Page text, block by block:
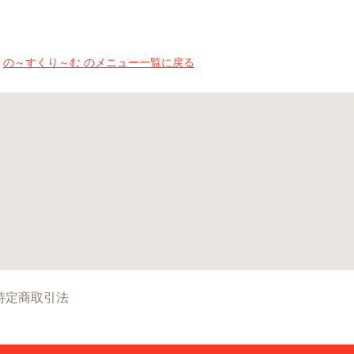
の～すくり～む のメニュー一覧に戻る
定商取引法